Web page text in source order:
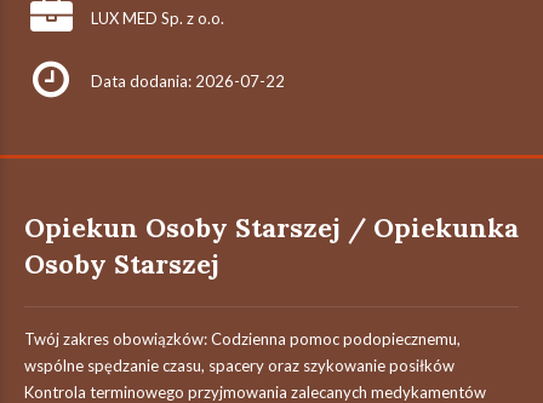
LUX MED Sp. z o.o.
Data dodania: 2026-07-22
Opiekun Osoby Starszej / Opiekunka
Osoby Starszej
Twój zakres obowiązków: Codzienna pomoc podopiecznemu,
wspólne spędzanie czasu, spacery oraz szykowanie posiłków
Kontrola terminowego przyjmowania zalecanych medykamentów